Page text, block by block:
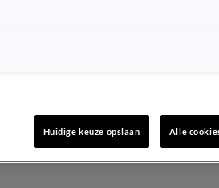
Huidige keuze opslaan Alle